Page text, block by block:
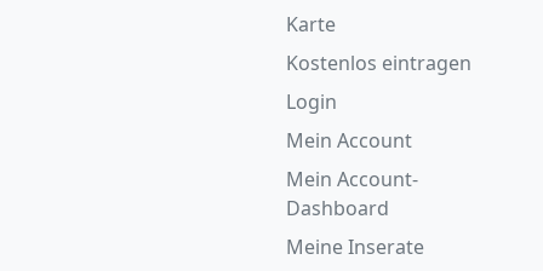
Karte
Kostenlos eintragen
Login
Mein Account
Mein Account-
Dashboard
Meine Inserate